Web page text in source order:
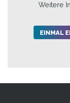
Weitere
EINMAL